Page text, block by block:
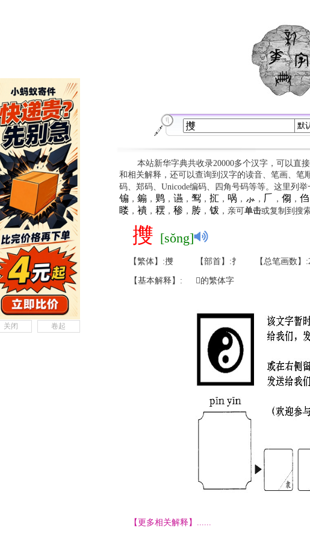
本站新华字典共收录20000多个汉字，可以直
和相关解释，还可以查询到汉字的读音、笔画、
码、郑码、Unicode编码、四角号码等等。这里列举
䦂 ， 䥇 ， 䴗， 䜩， 䴕， 㧟 ， 㖞 ， ⺗ ， 𠂆 ， 㑳 ， 㑇
䁖， 䙡， 䎬 ， 䅟， 䏝， 䥽，亲可单击或复制到搜
㩳 [sǒng]
【繁体】:㩳 【部首】:扌 【总笔画数】
【基本解释】: 的繁体字
【更多相关解释】......
关闭 卷起